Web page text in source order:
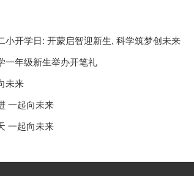
小开学日: 开蒙启智迎新生, 科学筑梦创未来
一年级新生举办开笔礼
未来
一起向未来
一起向未来